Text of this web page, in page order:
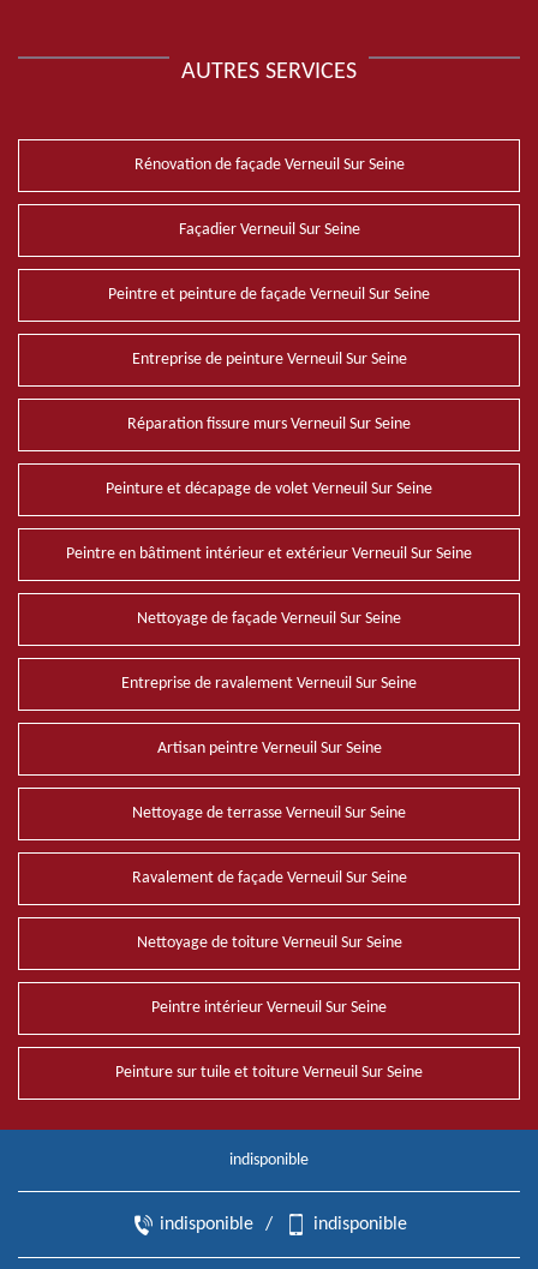
AUTRES SERVICES
Rénovation de façade Verneuil Sur Seine
Façadier Verneuil Sur Seine
Peintre et peinture de façade Verneuil Sur Seine
Entreprise de peinture Verneuil Sur Seine
Réparation fissure murs Verneuil Sur Seine
Peinture et décapage de volet Verneuil Sur Seine
Peintre en bâtiment intérieur et extérieur Verneuil Sur Seine
Nettoyage de façade Verneuil Sur Seine
Entreprise de ravalement Verneuil Sur Seine
Artisan peintre Verneuil Sur Seine
Nettoyage de terrasse Verneuil Sur Seine
Ravalement de façade Verneuil Sur Seine
Nettoyage de toiture Verneuil Sur Seine
Peintre intérieur Verneuil Sur Seine
Peinture sur tuile et toiture Verneuil Sur Seine
indisponible
indisponible / indisponible